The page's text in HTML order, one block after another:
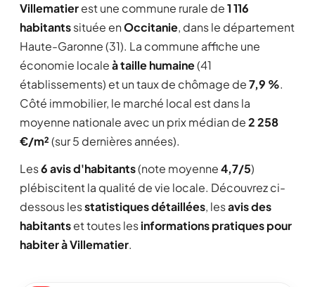
Villematierest une commune rurale de1 116
habitantssituée enOccitanie, dans le département
Haute-Garonne (31). La commune affiche une
économie localeà taille humaine(41
établissements) et un taux de chômage de7,9 %.
Côté immobilier, le marché local est dans la
moyenne nationale avec un prix médian de2 258
€/m²(sur 5 dernières années).
Les6 avis d'habitants(note moyenne4,7/5)
plébiscitent la qualité de vie locale. Découvrez ci-
dessous lesstatistiques détaillées, lesavis des
habitantset toutes lesinformations pratiques pour
habiter à Villematier.